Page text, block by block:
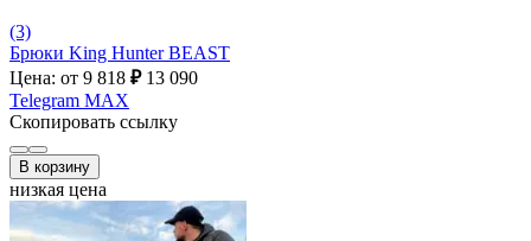
(3)
Брюки King Hunter BEAST
Цена: от 9 818 ₽ 13 090
Telegram MAX
Скопировать ссылку
В корзину
низкая цена